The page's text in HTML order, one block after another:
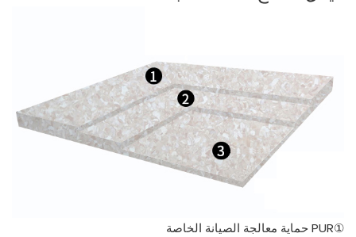
①PUR حماية معالجة الصيانة الخاصة